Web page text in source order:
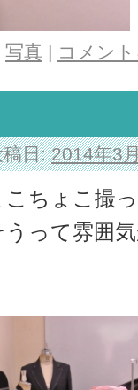
写真 | コメン
日: 2014年3
ちょこ撮
って雰囲